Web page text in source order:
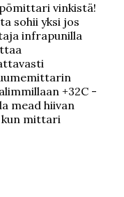
vinkistä!
sohii yksi jos
infrapunilla
+32C -
mead hiivan
kun mittari